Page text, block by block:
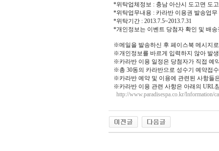
*위탁업체정보 : 충남 아산시 도고면 도
*위탁업무내용 : 카라반 이용권 발송업무
*위탁기간 : 2013.7.5~2013.7.31
*개인정보는 이벤트 당첨자 확인 및 배
※메일을 발송하신 후 페이스북 메시지
※개인정보를 바르게 입력하지 않아 발
※카라반 이용 일정은 당첨자가 직접 예
※총 30동의 카라반으로 성수기 예약접
※카라반 예약 및 이용에 관련된 사항들
※카라반 이용 관련 사항은 아래의 URL
http://www.paradisespa.co.kr/Information/